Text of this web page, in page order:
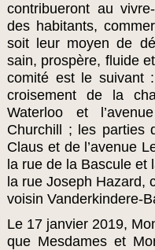
contribueront au
des habitants,
soit leur moyen de
sain, prospère, fluide
comité est le suivant
croisement de la
Waterloo et
Churchill ; les parties
Claus et de l’avenue
la rue de la Bascule et
la rue Joseph Hazard,
voisin Vanderkindere-
Le 17 janvier 2019,
que Mesdames et